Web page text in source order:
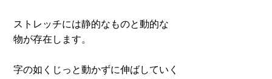
ストレッチには静的なものと動的な
物が存在します。
字の如くじっと動かずに伸ばしていく